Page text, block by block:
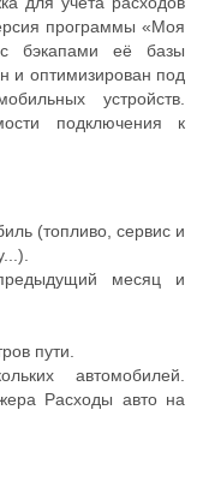
программы «Моя
бэкапами её базы
и оптимизирован под
устройств.
подключения к
(топливо, сервис и
месяц и
пути.
автомобилей.
Расходы авто на